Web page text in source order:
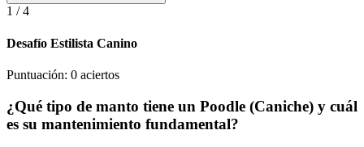
1 /4
Desafío Estilista Canino
Puntuación: 0 aciertos
¿Qué tipo de manto tiene un Poodle (Caniche) y cuál
es su mantenimiento fundamental?